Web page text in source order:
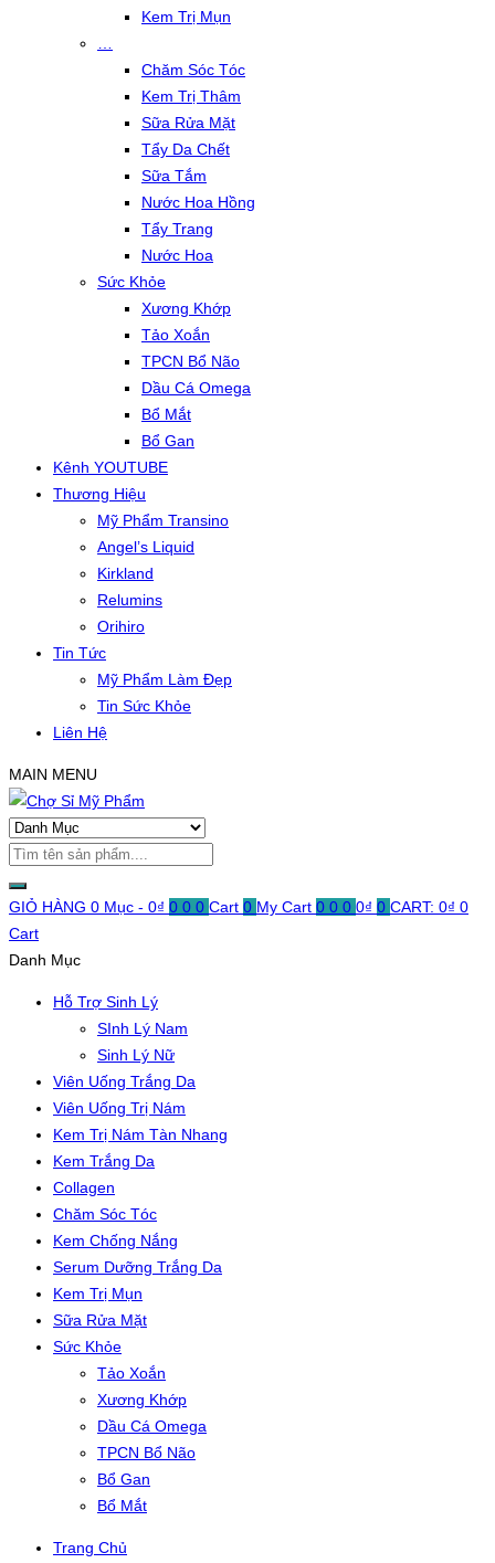
Kem Trị Mụn
Chăm Sóc Tóc
Kem Trị Thâm
Sữa Rửa Mặt
Tẩy Da Chết
Sữa Tắm
Nước Hoa Hồng
Tẩy Trang
Nước Hoa
Sức Khỏe
Xương Khớp
Tảo Xoắn
TPCN Bổ Não
Dầu Cá Omega
Bổ Mắt
Bổ Gan
Kênh YOUTUBE
Thương Hiệu
Mỹ Phẩm Transino
Angel’s Liquid
Kirkland
Relumins
Orihiro
Tin Tức
Mỹ Phẩm Làm Đẹp
Tin Sức Khỏe
Liên Hệ
MAIN MENU
GIỎ HÀNG 0 Mục - 0₫ 0 0 0 Cart 0 My Cart 0 0 0 0₫ 0 CART: 0₫ 0
Cart
Danh Mục
Hỗ Trợ Sinh Lý
SInh Lý Nam
Sinh Lý Nữ
Viên Uống Trắng Da
Viên Uống Trị Nám
Kem Trị Nám Tàn Nhang
Kem Trắng Da
Collagen
Chăm Sóc Tóc
Kem Chống Nắng
Serum Dưỡng Trắng Da
Kem Trị Mụn
Sữa Rửa Mặt
Sức Khỏe
Tảo Xoắn
Xương Khớp
Dầu Cá Omega
TPCN Bổ Não
Bổ Gan
Bổ Mắt
Trang Chủ